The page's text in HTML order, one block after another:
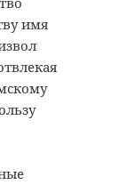
имя